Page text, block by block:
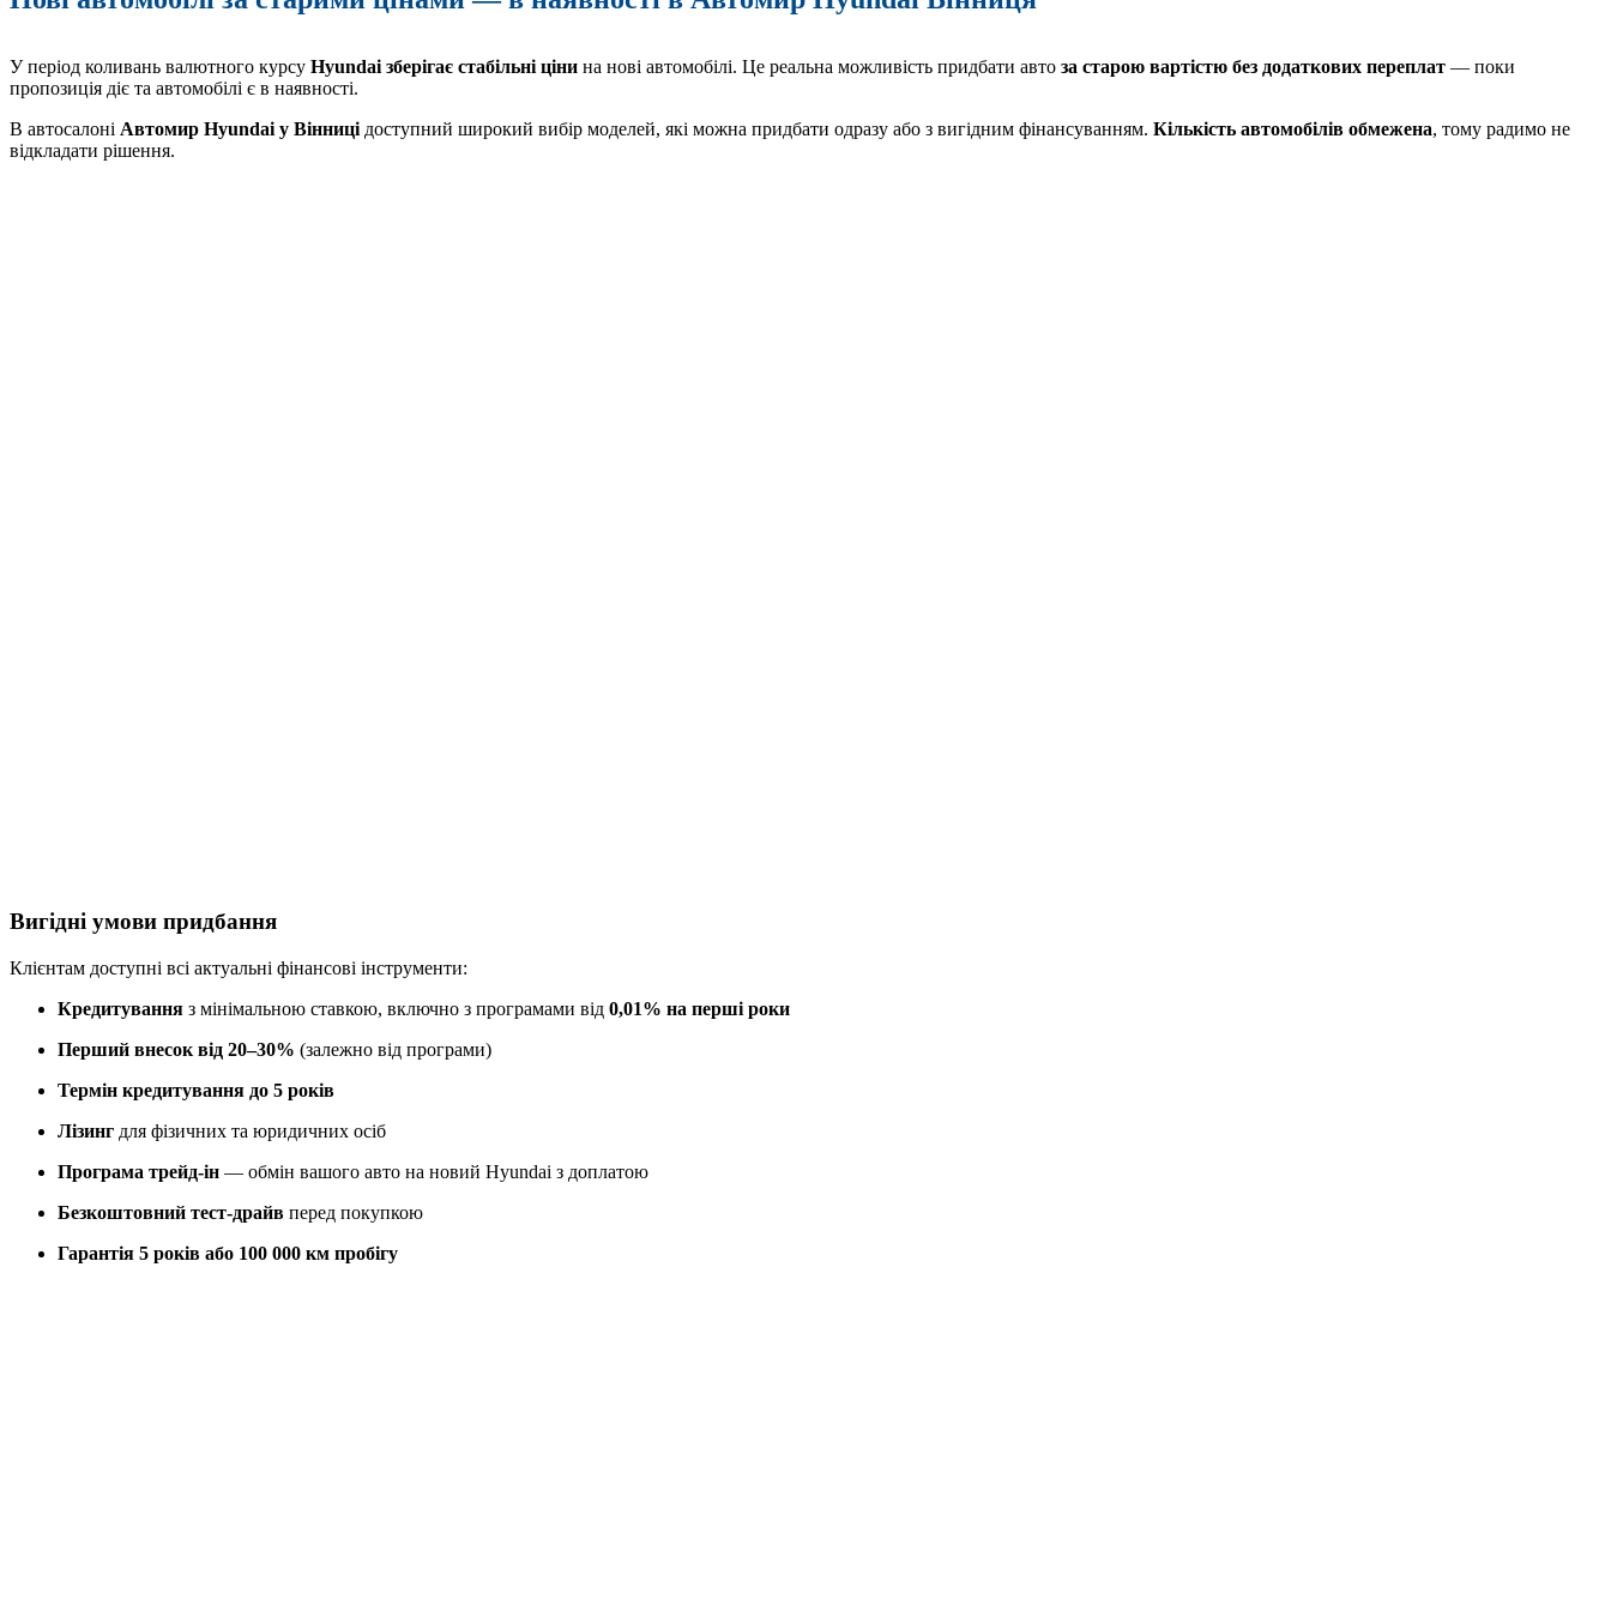
У період коливань валютного курсу Hyundai зберігає стабільні ціни на нові автомобілі. Це реальна можливість придбати авто за старою вартістю без додаткових переплат — поки
пропозиція діє та автомобілі є в наявності.
В автосалоні Автомир Hyundai у Вінниці доступний широкий вибір моделей, які можна придбати одразу або з вигідним фінансуванням. Кількість автомобілів обмежена, тому радимо не
відкладати рішення.
Вигідні умови придбання
Клієнтам доступні всі актуальні фінансові інструменти:
Кредитування з мінімальною ставкою, включно з програмами від 0,01% на перші роки
Перший внесок від 20–30% (залежно від програми)
Термін кредитування до 5 років
Лізинг для фізичних та юридичних осіб
Програма трейд-ін — обмін вашого авто на новий Hyundai з доплатою
Безкоштовний тест-драйв перед покупкою
Гарантія 5 років або 100 000 км пробігу